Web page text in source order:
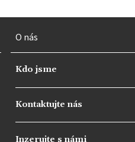
O nás
Kdo jsme
Kontaktujte nás
Inzerujte s námi